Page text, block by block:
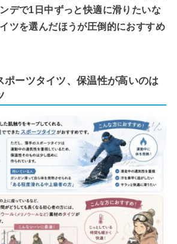
デで1日中ずっと快適に滑りたいな
ツを選んだほうが圧倒的におすすめ
ポーツタイツ、保温性が高いのは